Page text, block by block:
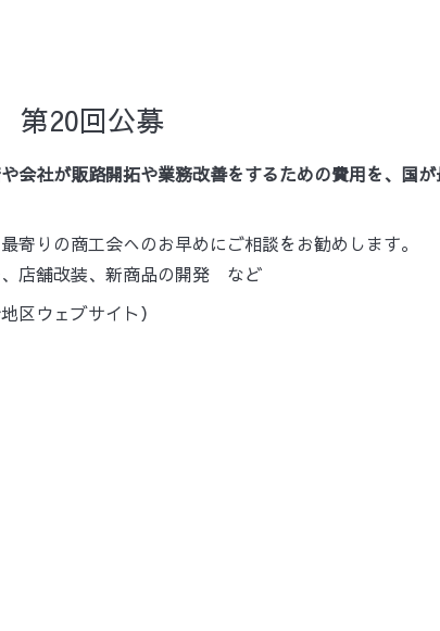
第20回公募
や会社が販路開拓や業務改善をするための費用を、国
寄りの商工会へのお早めにご相談をお勧めします。
店舗改装、 新商品の開発　など
区ウェブサイト）